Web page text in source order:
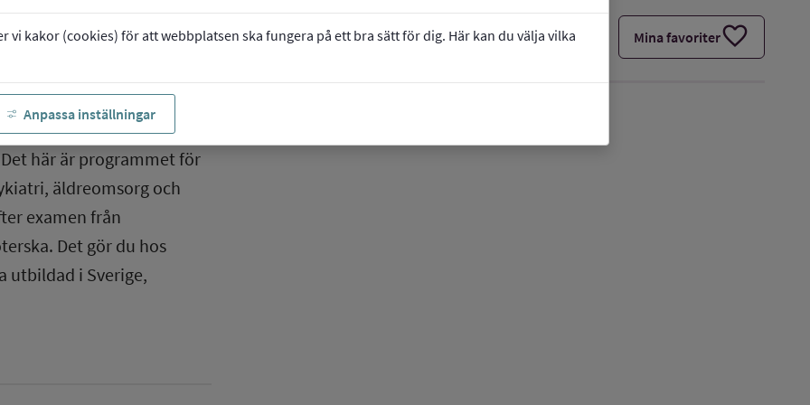
vi kakor (cookies) för att webbplatsen ska fungera på ett bra sätt för dig. Här kan du välja vilka
Anpassa inställningar
Mina favoriterfavorite
här är programmet för
äldreomsorg och
examen från
Det gör du hos
utbildad i Sverige,